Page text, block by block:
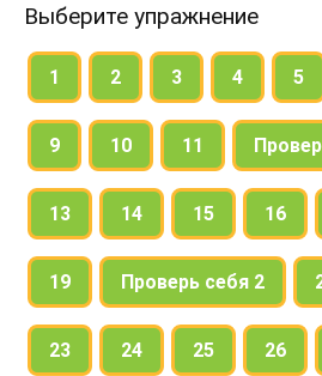
Выберите упражнение
1 2 3 4 5
9 10 11
13 14 15 16
19 Проверь себя 2
23 24 25 26